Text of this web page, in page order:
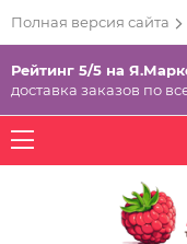
Полная версия сайта
Рейтинг 5/5 на
доставка заказов по